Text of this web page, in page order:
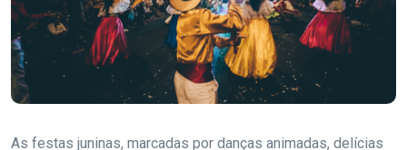
As festas juninas, marcadas por danças animadas, delícias